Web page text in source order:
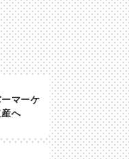
マーケ
へ